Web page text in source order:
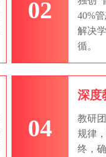
02
40%
解决
循。
04
深度
教研
规律
终，